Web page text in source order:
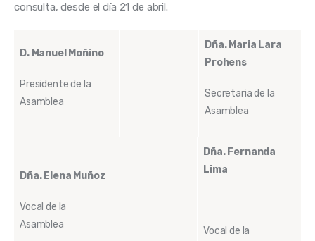
consulta, desde el día 21 de abril.
D. Manuel Moñino
Presidente de la
Asamblea
Dña. Maria Lara
Prohens
Secretaria de la
Asamblea
Dña. Elena Muñoz
Vocal de la
Asamblea
Dña. Fernanda
Lima
Vocal de la